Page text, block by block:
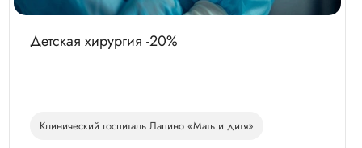
Детская хирургия -20%
Клинический госпиталь Лапино «Мать и дитя»